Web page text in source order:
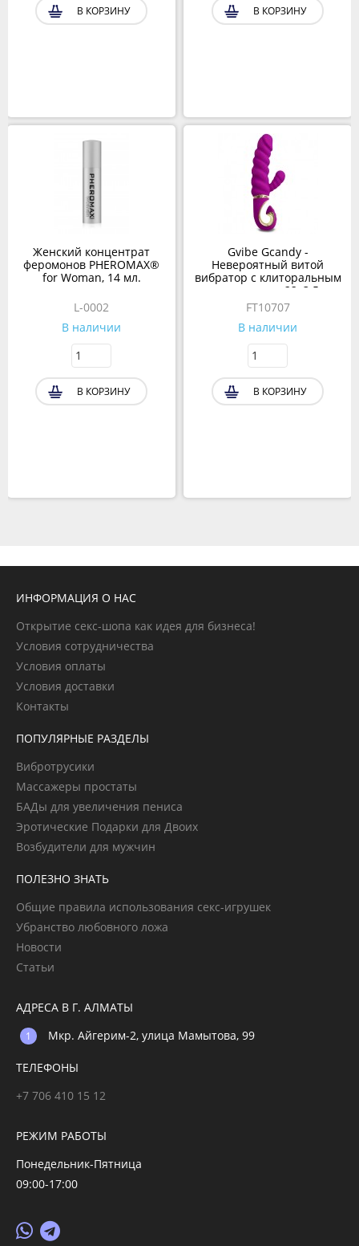
В КОРЗИНУ
Женский концентрат
феромонов PHEROMAX®
for Woman, 14 мл.
L-0002
В наличии
В КОРЗИНУ
В КОРЗИНУ
Gvibe Gcandy -
Невероятный витой
вибратор с клиторальным
стимулятором, 22х3.5 см
FT10707
В наличии
В КОРЗИНУ
ИНФОРМАЦИЯ О НАС
Открытие секс-шопа как идея для бизнеса!
Условия сотрудничества
Условия оплаты
Условия доставки
Контакты
ПОПУЛЯРНЫЕ РАЗДЕЛЫ
Вибротрусики
Массажеры простаты
БАДы для увеличения пениса
Эротические Подарки для Двоих
Возбудители для мужчин
ПОЛЕЗНО ЗНАТЬ
Общие правила использования секс-игрушек
Убранство любовного ложа
Новости
Статьи
АДРЕСА В Г. АЛМАТЫ
Мкр. Айгерим-2, улица Мамытова, 99
ТЕЛЕФОНЫ
+7 706 410 15 12
РЕЖИМ РАБОТЫ
Понедельник-Пятница
09:00-17:00